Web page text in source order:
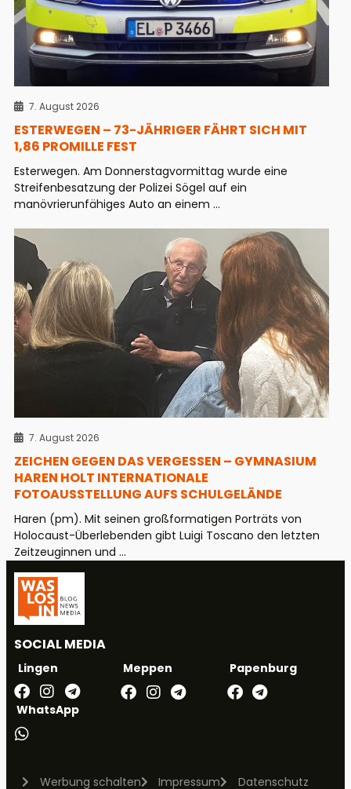
7. August 2026
ESTERWEGEN – 73-JÄHRIGER FÄHRT SICH MIT
1,86 PROMILLE FEST
Esterwegen. Am Donnerstagvormittag wurde eine
Streifenbesatzung der Polizei Sögel auf ein
manövrierunfähiges Auto an einem ...
7. August 2026
ZEICHEN GEGEN DAS VERGESSEN – GYMNASIUM
HAREN HOLT INTERNATIONALE
FOTOAUSSTELLUNG AUFS SCHULGELÄNDE
Haren (pm). Mit seinen großformatigen Porträts von
Holocaust-Überlebenden gibt Luigi Toscano den letzten
Zeitzeuginnen und ...
SOCIAL MEDIA
Lingen Meppen Papenburg
WhatsApp
Werbung schalten Impressum Datenschutz